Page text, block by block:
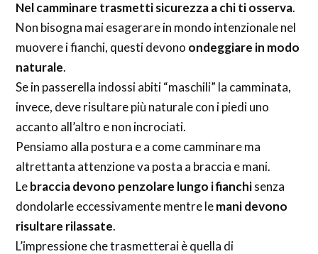
Nel camminare trasmetti sicurezza a chi ti osserva.
Non bisogna mai esagerare in mondo intenzionale nel
muovere i fianchi, questi devono ondeggiare in modo
naturale.
Se in passerella indossi abiti “maschili” la camminata,
invece, deve risultare più naturale con i piedi uno
accanto all’altro e non incrociati.
Pensiamo alla postura e a come camminare ma
altrettanta attenzione va posta a braccia e mani.
Lebraccia devono penzolare lungo i fianchisenza
dondolarle eccessivamente mentre lemani devono
risultare rilassate.
L’impressione che trasmetterai è quella di